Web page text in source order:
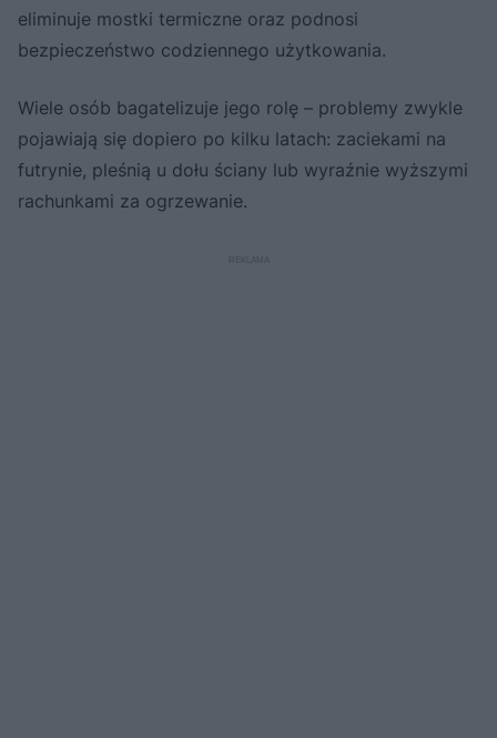
eliminuje mostki termiczne oraz podnosi
bezpieczeństwo codziennego użytkowania.
Wiele osób bagatelizuje jego rolę – problemy zwykle
pojawiają się dopiero po kilku latach: zaciekami na
futrynie, pleśnią u dołu ściany lub wyraźnie wyższymi
rachunkami za ogrzewanie.